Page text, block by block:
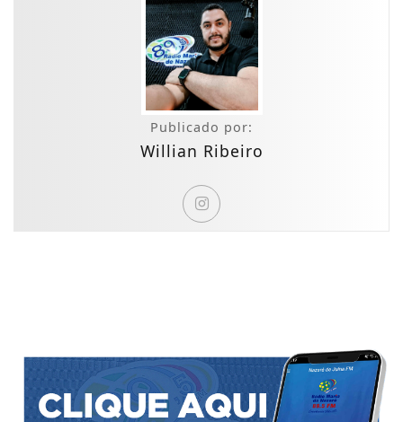
Publicado por:
Willian Ribeiro